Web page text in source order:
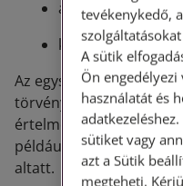
a képmáshoz és
kegyeleti jog
Az egyszerűbb,
törvény nem
értelmezést az élethez
például
altatt.
tevékenykedő,
A sütik
Ön
használatát és
sütiket vagy
azt a Sütik
megteheti.